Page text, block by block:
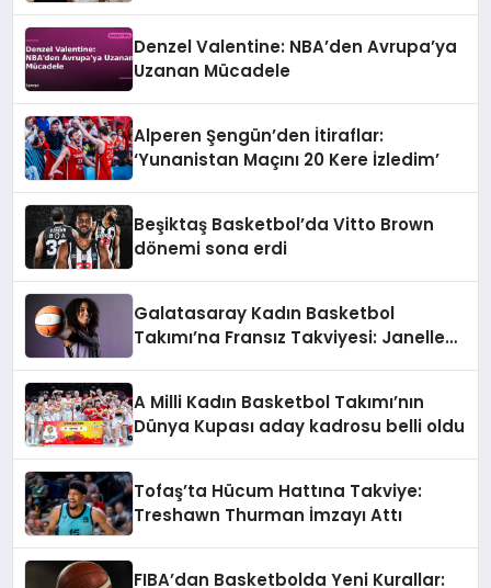
Denzel Valentine: NBA’den Avrupa’ya
Uzanan Mücadele
Alperen Şengün’den İtiraflar:
‘Yunanistan Maçını 20 Kere İzledim’
Beşiktaş Basketbol’da Vitto Brown
dönemi sona erdi
Galatasaray Kadın Basketbol
Takımı’na Fransız Takviyesi: Janelle
A Milli Kadın Basketbol Takımı’nın
Dünya Kupası aday kadrosu belli oldu
Tofaş’ta Hücum Hattına Takviye:
Treshawn Thurman İmzayı Attı
FIBA’dan Basketbolda Yeni Kurallar: